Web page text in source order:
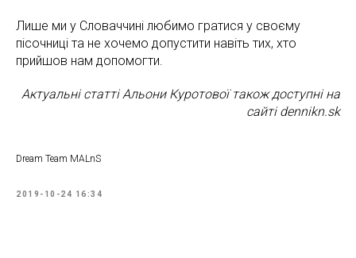
Лише ми у Словаччині любимо гратися у своєму
пісочниці та не хочемо допустити навіть тих, хто
прийшов нам допомогти.
Актуальні статті Альони Куротової також доступні на
сайті dennikn.sk
Dream Team MALnS
2019-10-24 16:34